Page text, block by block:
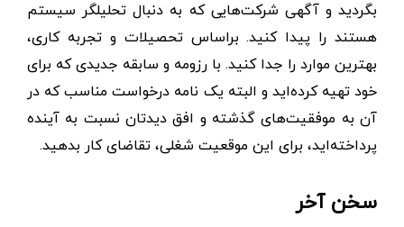
بگردید و آگهی شرکت‌هایی که به دنبال تحلیلگر سیستم
هستند را پیدا کنید. براساس تحصیلات و تجربه کاری،
بهترین موارد را جدا کنید. با رزومه و سابقه جدیدی که برای
خود تهیه کرده‌اید و البته یک نامه درخواست مناسب که در
آن به موفقیت‌های گذشته و افق دیدتان نسبت به آینده
پرداخته‌اید، برای این موقعیت شغلی، تقاضای کار بدهید.
سخن آخر